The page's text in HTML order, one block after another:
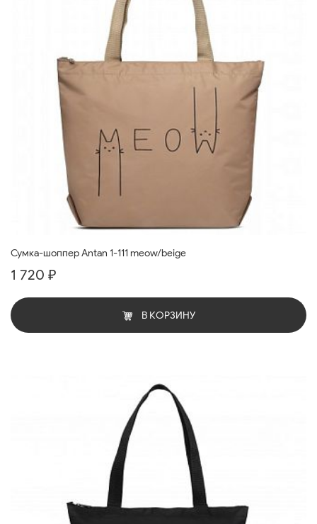
Сумка-шоппер Antan 1-111 meow/beige
1 720 ₽
В КОРЗИНУ